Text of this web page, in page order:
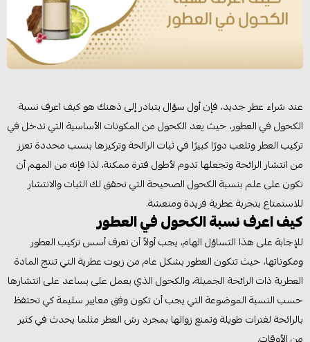
عند شراء عطر جديد، فإن أول سؤال يتبادر إلى ذهنك هو كيف اعرف نسبة
الكحول في العطور، حيث يعد الكحول من المكونات الأساسية التي تدخل في
تركيب العطر وتلعب دورًا كبيرًا في ثبات الرائحة وتركيزها بنسب محددة تعزز
من انتشار الرائحة وتجعلها تدوم لأطول فترة ممكنة، لذا فإنه من المهم أن
تكون على علم بنسبة الكحول الصحيحة التي تحقق لك الثبات والانتشار
للاستمتاع بتجربة عطرية فريدة ومنعشة.
كيف اعرف نسبة الكحول في العطور
للإجابة على هذا التساؤل الهام، يجب أولاً أن تعرف أسس تركيب العطور
ومكوناتها، حيث تتكون العطور بشكل عام من زيوت عطرية التي تنتج المادة
العطرية ذات الرائحة الجميلة، والكحول الذي يعمل على يساعد على انتشارها
حسب النسبة الموضوعة التي يجب أن تكون وفق معايير سليمة كي تحتفظ
بالرائحة لفترات طويلة وتمنع زوالها بمجرد رش العطر مثلما يحدث في كثير